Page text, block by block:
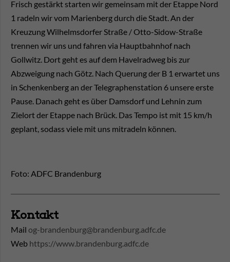
Frisch gestärkt starten wir gemeinsam mit der Etappe Nord
1 radeln wir vom Marienberg durch die Stadt. An der
Kreuzung Wilhelmsdorfer Straße / Otto-Sidow-Straße
trennen wir uns und fahren via Hauptbahnhof nach
Gollwitz. Dort geht es auf dem Havelradweg bis zur
Abzweigung nach Götz. Nach Querung der B 1 erwartet uns
in Schenkenberg an der Telegraphenstation 6 unsere erste
Pause. Danach geht es über Damsdorf und Lehnin zum
Zielort der Etappe nach Brück. Das Tempo ist mit 15 km/h
geplant, sodass viele mit uns mitradeln können.
Foto: ADFC Brandenburg
Kontakt
Mail og-brandenburg@brandenburg.adfc.de
Web https://www.brandenburg.adfc.de